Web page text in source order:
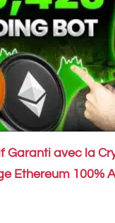
Garanti avec la
Ethereum 100%